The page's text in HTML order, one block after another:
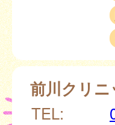
前川クリニ
TEL: